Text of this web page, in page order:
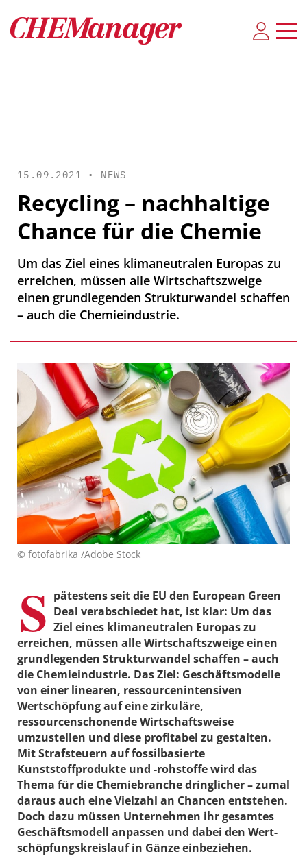
15.09.2021 • NEWS
Recycling – nachhaltige
Chance für die Chemie
Um das Ziel eines klimaneutralen Europas zu
erreichen, müssen alle Wirtschaftszweige
einen grundlegenden Strukturwandel schaffen
– auch die Chemieindustrie.
© fotofabrika /Adobe Stock
S pätestens seit die EU den European Green
Deal verabschiedet hat, ist klar: Um das
Ziel eines klimaneutralen Europas zu
erreichen, müssen alle Wirtschaftszweige einen
grundlegenden Strukturwandel schaffen – auch
die Chemieindustrie. Das Ziel: Geschäftsmodelle
von einer linearen, ressourcenintensiven
Wertschöpfung auf eine zirkuläre,
ressourcenschonende Wirtschaftsweise
umzustellen und diese profitabel zu gestalten.
Mit Strafsteuern auf fossilbasierte
Kunststoffprodukte und -rohstoffe wird das
Thema für die Chemiebranche dringlicher – zumal
daraus auch eine Vielzahl an Chancen entstehen.
Doch dazu müssen Unternehmen ihr gesamtes
Geschäftsmodell anpassen und dabei den Wert­
schöpfungskreislauf in Gänze einbeziehen.